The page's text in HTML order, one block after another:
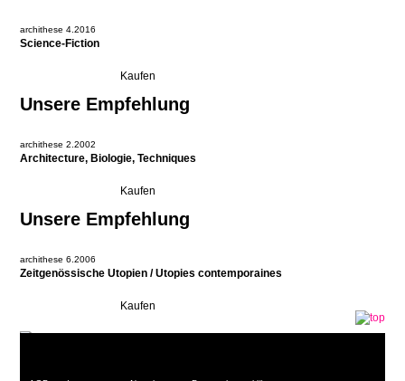
archithese 4.2016
Science-Fiction
Unsere Empfehlung
archithese 2.2002
Architecture, Biologie, Techniques
Unsere Empfehlung
archithese 6.2006
Zeitgenössische Utopien / Utopies contemporaines